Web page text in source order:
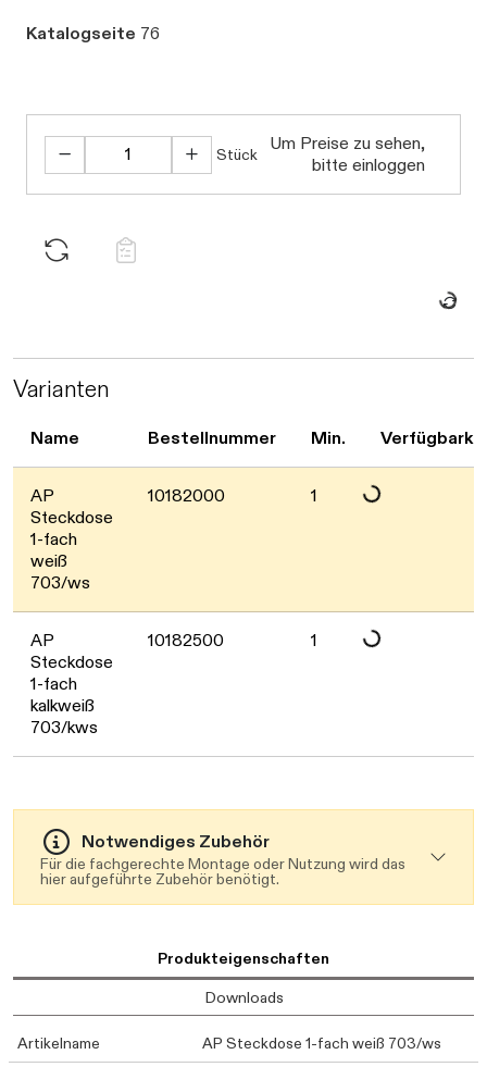
Katalogseite 76
Stück
Um Preise zu sehen,
bitte einloggen
Varianten
Name Bestellnummer Min.
AP
Steckdose
1-fach
weiß
703/ws
10182000 1 Daten werden
AP
Steckdose
1-fach
kalkweiß
703/kws
10182500 1 Daten werden
Notwendiges Zubehör
Für die fachgerechte Montage oder Nutzung wird das
hier aufgeführte Zubehör benötigt.
Produkteigenschaften
Downloads
Artikelname
AP Steckdose 1-fach weiß 703/ws